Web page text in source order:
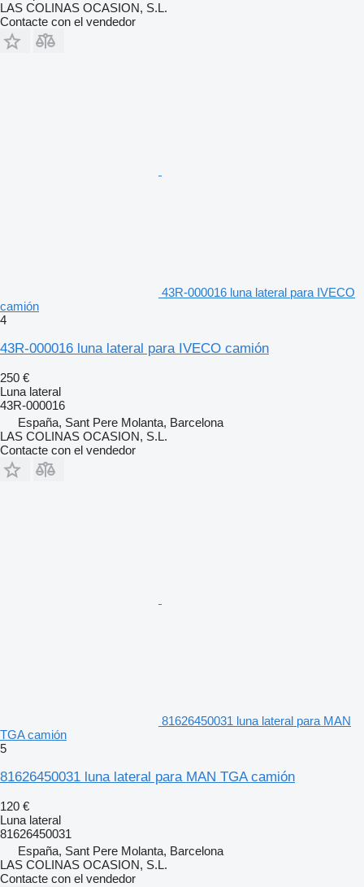
LAS COLINAS OCASION, S.L.
Contacte con el vendedor
43R-000016 luna lateral para IVECO
camión
4
43R-000016 luna lateral para IVECO camión
250 €
Luna lateral
43R-000016
España, Sant Pere Molanta, Barcelona
LAS COLINAS OCASION, S.L.
Contacte con el vendedor
81626450031 luna lateral para MAN
TGA camión
5
81626450031 luna lateral para MAN TGA camión
120 €
Luna lateral
81626450031
España, Sant Pere Molanta, Barcelona
LAS COLINAS OCASION, S.L.
Contacte con el vendedor